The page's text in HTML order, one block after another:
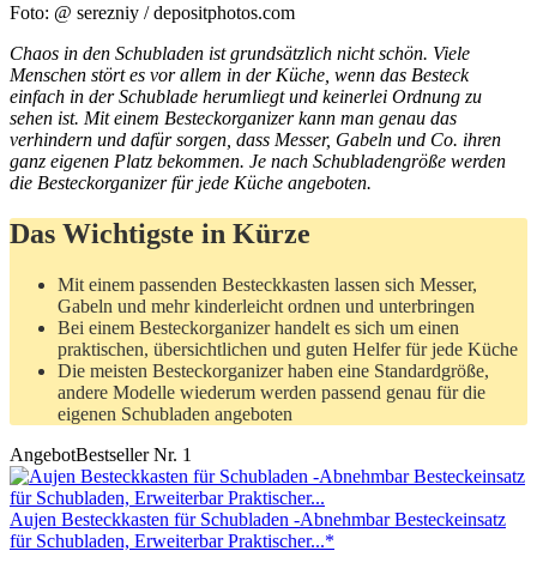
Foto: @ serezniy / depositphotos.com
Chaos in den Schubladen ist grundsätzlich nicht schön. Viele
Menschen stört es vor allem in der Küche, wenn das Besteck
einfach in der Schublade herumliegt und keinerlei Ordnung zu
sehen ist. Mit einem Besteckorganizer kann man genau das
verhindern und dafür sorgen, dass Messer, Gabeln und Co. ihren
ganz eigenen Platz bekommen. Je nach Schubladengröße werden
die Besteckorganizer für jede Küche angeboten.
Das Wichtigste in Kürze
Mit einem passenden Besteckkasten lassen sich Messer,
Gabeln und mehr kinderleicht ordnen und unterbringen
Bei einem Besteckorganizer handelt es sich um einen
praktischen, übersichtlichen und guten Helfer für jede Küche
Die meisten Besteckorganizer haben eine Standardgröße,
andere Modelle wiederum werden passend genau für die
eigenen Schubladen angeboten
AngebotBestseller Nr. 1
Aujen Besteckkasten für Schubladen -Abnehmbar Besteckeinsatz
für Schubladen, Erweiterbar Praktischer...*